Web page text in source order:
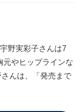
野実彩子さんは7
元やヒップラインな
んは、「発売まで